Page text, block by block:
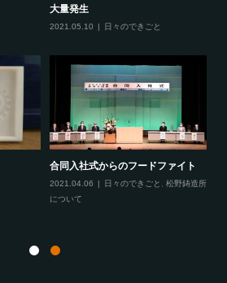
大量発生
2021.05.10 日々のできごと
合同入社式からのフードファイト
2021.04.06 日々のできごと
松野鋳造所
について